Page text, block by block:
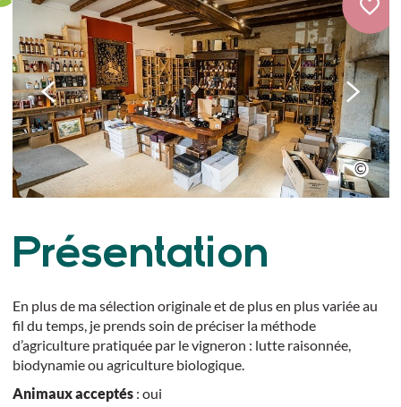
Présentation
En plus de ma sélection originale et de plus en plus variée au
fil du temps, je prends soin de préciser la méthode
d’agriculture pratiquée par le vigneron : lutte raisonnée,
biodynamie ou agriculture biologique.
Animaux acceptés: oui